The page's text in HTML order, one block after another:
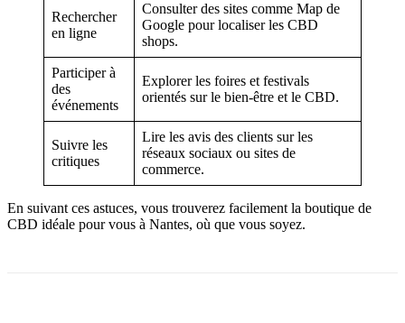
Rechercher
en ligne
Consulter des sites comme Map de
Google pour localiser les CBD
shops.
Participer à
des
événements
Explorer les foires et festivals
orientés sur le bien-être et le CBD.
Suivre les
critiques
Lire les avis des clients sur les
réseaux sociaux ou sites de
commerce.
En suivant ces astuces, vous trouverez facilement la boutique de
CBD idéale pour vous à Nantes, où que vous soyez.